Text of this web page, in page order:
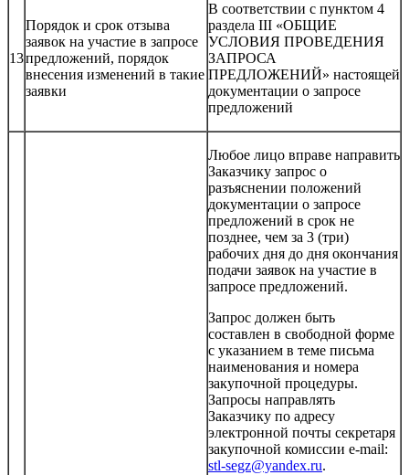
13
Порядок и срок отзыва
заявок на участие в запросе
предложений, порядок
внесения изменений в такие
заявки
В соответствии с пунктом 4
раздела III «ОБЩИЕ
УСЛОВИЯ ПРОВЕДЕНИЯ
ЗАПРОСА
ПРЕДЛОЖЕНИЙ» настоящей
документации о запросе
предложений
Любое лицо вправе направить
Заказчику запрос о
разъяснении положений
документации о запросе
предложений в срок не
позднее, чем за 3 (три)
рабочих дня до дня окончания
подачи заявок на участие в
запросе предложений.
Запрос должен быть
составлен в свободной форме
с указанием в теме письма
наименования и номера
закупочной процедуры.
Запросы направлять
Заказчику по адресу
электронной почты секретаря
закупочной комиссии e-mail:
stl-segz@yandex.ru.